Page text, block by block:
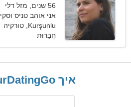
56 שנים, מזל דלי
אני אוהב טניס וסקי
Kurşunlu, טורקיה
חֲבֵרוּת
איך TurDatingGo עובד